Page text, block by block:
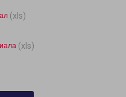
(xls)
(xls)